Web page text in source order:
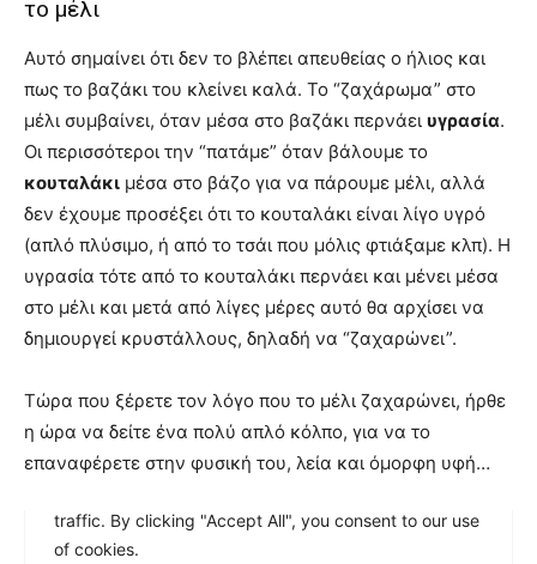
το μέλι
Αυτό σημαίνει ότι δεν το βλέπει απευθείας ο ήλιος και
πως το βαζάκι του κλείνει καλά. Το “ζαχάρωμα” στο
μέλι συμβαίνει, όταν μέσα στο βαζάκι περνάει υγρασία.
Οι περισσότεροι την “πατάμε” όταν βάλουμε το
κουταλάκι μέσα στο βάζο για να πάρουμε μέλι, αλλά
δεν έχουμε προσέξει ότι το κουταλάκι είναι λίγο υγρό
(απλό πλύσιμο, ή από το τσάι που μόλις φτιάξαμε κλπ). Η
υγρασία τότε από το κουταλάκι περνάει και μένει μέσα
στο μέλι και μετά από λίγες μέρες αυτό θα αρχίσει να
δημιουργεί κρυστάλλους, δηλαδή να “ζαχαρώνει”.
Τώρα που ξέρετε τον λόγο που το μέλι ζαχαρώνει, ήρθε
η ώρα να δείτε ένα πολύ απλό κόλπο, για να το
επαναφέρετε στην φυσική του, λεία και όμορφη υφή…